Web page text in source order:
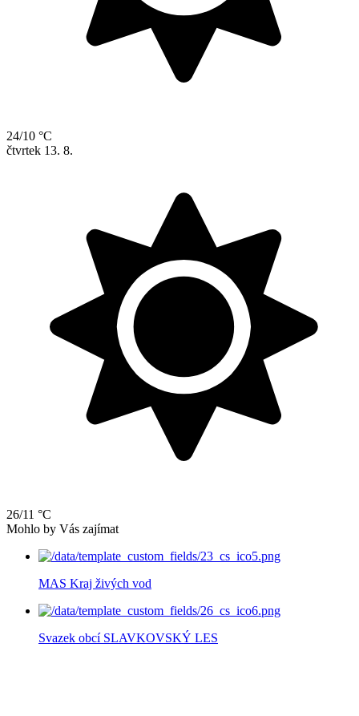
24/10 °C
čtvrtek 13. 8.
26/11 °C
Mohlo by Vás zajímat
MAS Kraj živých vod
Svazek obcí SLAVKOVSKÝ LES